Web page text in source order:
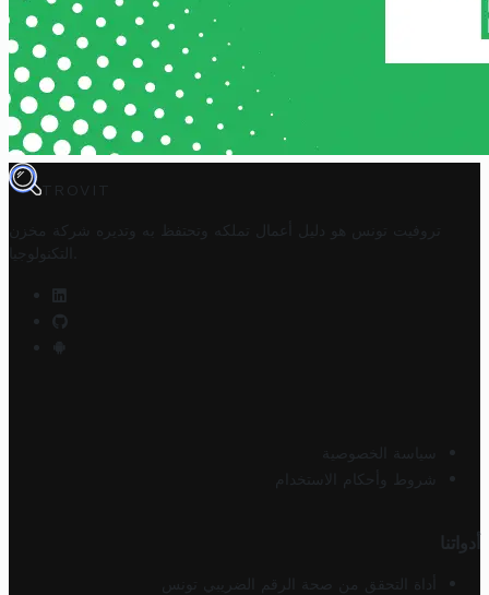
TROVIT
تروفيت تونس هو دليل أعمال تملكه وتحتفظ به وتديره
شركة مخزن
التكنولوجيا
سياسة الخصوصية
شروط وأحكام الاستخدام
أدواتنا
أداة التحقق من صحة الرقم الضريبي تونس